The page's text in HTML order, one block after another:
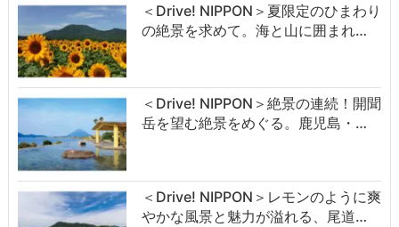
＜Drive! NIPPON＞夏限定のひまわり
の絶景を求めて。海と山に囲まれ…
＜Drive! NIPPON＞絶景の連続！開聞
岳を望む絶景をめぐる。鹿児島・…
＜Drive! NIPPON＞レモンのように爽
やかな風景と魅力が溢れる、尾道…